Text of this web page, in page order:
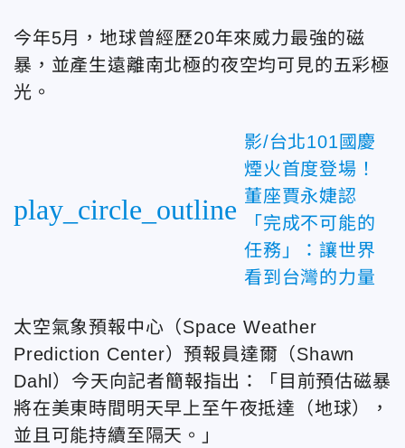
今年5月，地球曾經歷20年來威力最強的磁
暴，並產生遠離南北極的夜空均可見的五彩極
光。
play_circle_outline
影/台北101國慶
煙火首度登場！
董座賈永婕認
「完成不可能的
任務」：讓世界
看到台灣的力量
太空氣象預報中心（Space Weather
Prediction Center）預報員達爾（Shawn
Dahl）今天向記者簡報指出：「目前預估磁暴
將在美東時間明天早上至午夜抵達（地球），
並且可能持續至隔天。」